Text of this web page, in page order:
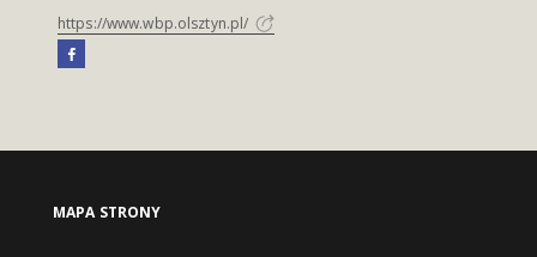
https://www.wbp.olsztyn.pl/
MAPA STRONY